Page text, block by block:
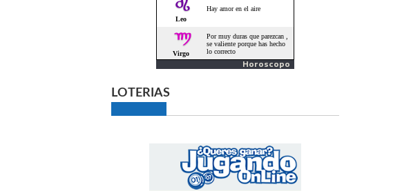
Horoscopo
LOTERIAS